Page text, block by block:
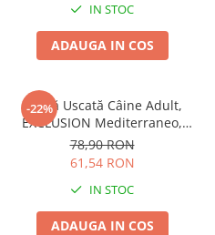
IN STOC
ADAUGA IN COS
-22%
Hrană Uscată Câine Adult,
EXCLUSION Mediterraneo,
Monoproteică, Talie Mică,
Vită, 2kg
78,90 RON
61,54 RON
IN STOC
ADAUGA IN COS